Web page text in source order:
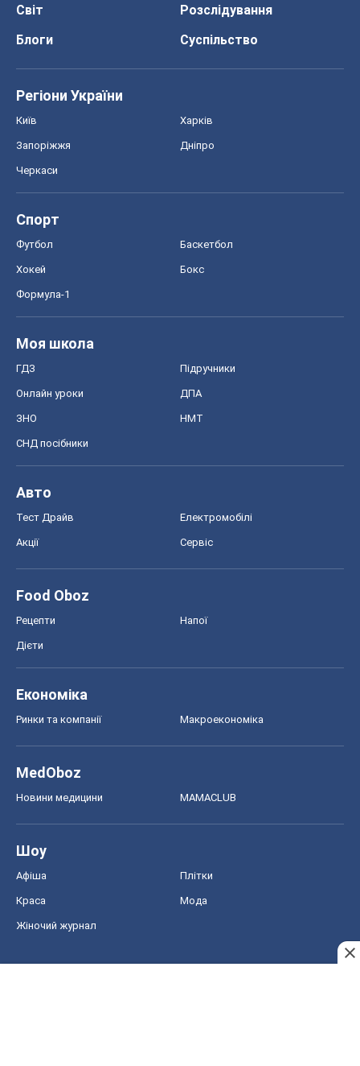
Світ
Розслідування
Блоги
Суспільство
Регіони України
Київ Харків
Запоріжжя Дніпро
Черкаси
Спорт
Футбол Баскетбол
Хокей Бокс
Формула-1
Моя школа
ГДЗ Підручники
Онлайн уроки ДПА
ЗНО НМТ
СНД посібники
Авто
Тест Драйв Електромобілі
Акції Сервіс
Food Oboz
Рецепти Напої
Дієти
Економіка
Ринки та компанії Макроекономіка
MedOboz
Новини медицини MAMACLUB
Шоу
Афіша Плітки
Краса Мода
Жіночий журнал